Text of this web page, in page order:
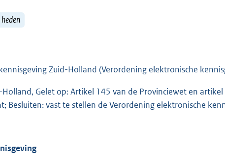
Zuid-Holland (Verordening elektronische
Gelet op: Artikel 145 van de Provinciewet en
Besluiten: vast te stellen de Verordening elektronische